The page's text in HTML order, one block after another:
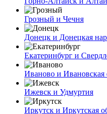
Грозный и Чечня
Донецк и Донецкая
Екатеринбург и
Иваново и Ивановская
Ижевск и Удмуртия
Иркутск и Иркутская